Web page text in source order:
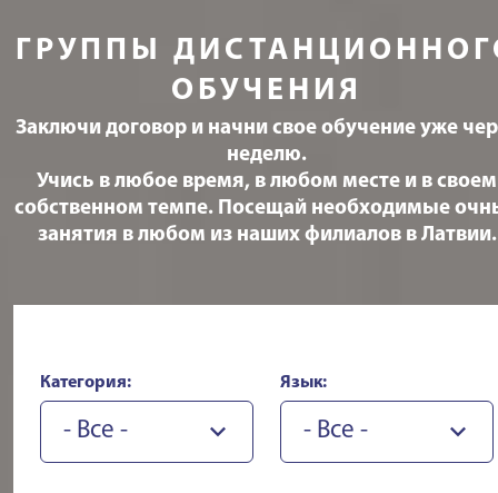
ГРУППЫ
ОБУЧЕНИЯ
Заключи договор и начни свое обучение уже
неделю.
Учись в любое время, в любом месте и в своем
собственном темпе. Посещай необходимые
занятия в любом из наших филиалов в Латвии.
Категория:
- Все -
Язык:
- Все -